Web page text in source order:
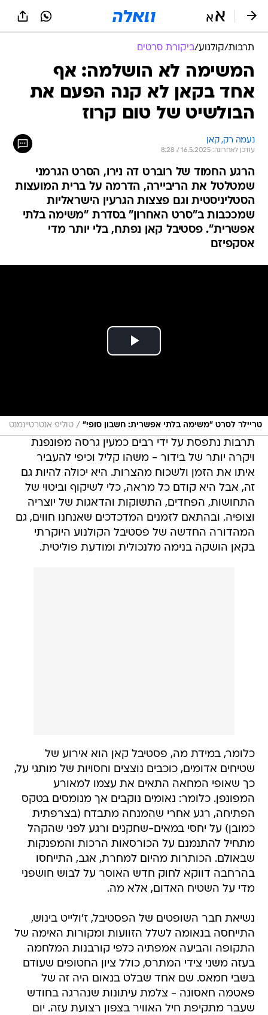
תרבות/קולנוע/ביקורת סרטים
המשימה לא הושלמה: אף
אחד בקאן לא קנה הפעם את
הבולשיט של טום קרוז
נעמה רק, קאן
עודכן לאחרונה: 16.5.2025 / 8:28
הרגע החמוד של רוברט דה נירו, הסרט הגרמני
שמטלטל את הריביירה, הדרמה על ברית המועצות
הסטליניסטית וגם פצצות הגרעין הישראליות
שמככבות ב"סרט האחרון" בסדרת "משימה בלתי
אפשרית". פסטיבל קאן נפתח, בלי יותר מדי
אסקפיזם
טריילר לסרט "משימה בלתי אפשרית: חשבון סופי" / טוליפ אנטרטיינמנט
תרבות נתפסת על ידי רבים כמעין גרסה מפונפנת
ויקרה יותר של בידור - משהו קליל וכיפי להעביר
איתו את הזמן ולשכוח מהצרות. היא יכולה להיות גם
זה, אבל היא קודם כל מראה, כלי לשיקוף וביטוי של
התחושות, הפחדים, התשוקות והדאגות של יוצריה
וצופיה. ובהתאם לזמנים המדכדכים שאנחנו חווים, גם
המהדורה החדשה של פסטיבל הקולנוע היוקרתי
בקאן הושקה בנימה מלנכולית ומודעת פוליטית.
כלומר, במידת מה, פסטיבל קאן הוא אירוע של
שטיחים אדומים, כוכבים נוצצים וחסויות של מותגי על,
כך שאופי המחאה התאים את עצמו למאורע
המפונפן. כלומר: נאומים נוקבים אך מנומסים בטקס
הפתיחה, רגע אחרי שהמנחה מתבדח (בצרפתית
כמובן) על יחסי במאים-שחקנים ורגע לפני שהקהל
מתחיל להתנמנם על הכורסאות הרכות והמפנקות
שבאולם. הכותרות מהיום למחרת, אגב, התייחסו
בהרחבה דווקא לחוק חדש האוסר על לבוש חושפני
מדי על השטיח האדום, אלא מה.
נשיאת חבר השופטים של הפסטיבל, ז'ולייט בינוש,
התייחסה בנאומה לשלל הזוועות ומקורות האימה של
התקופה והביעה אמפתיה כלפי קורבנות המלחמה
בעזה משני צידי המתרס, כולל ציון החטופים שעודם
בשבי חמאס. שם אחד שבלט בנאום היה זה של
פאטמה חאסונה - צלמת עיתונות שנהרגה בחודש
שעבר מתקיפת חיל האוויר בצפון רצועת עזה. יום